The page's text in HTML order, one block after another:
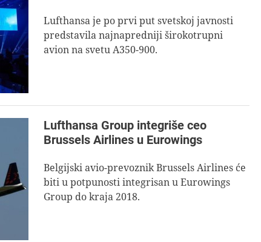
Lufthansa je po prvi put svetskoj javnosti
predstavila najnapredniji širokotrupni
avion na svetu A350-900.
Lufthansa Group integriše ceo
Brussels Airlines u Eurowings
Belgijski avio-prevoznik Brussels Airlines će
biti u potpunosti integrisan u Eurowings
Group do kraja 2018.